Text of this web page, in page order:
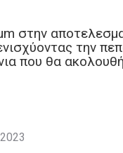
στην
την
που θα